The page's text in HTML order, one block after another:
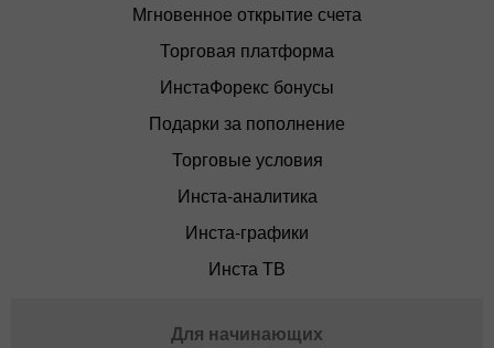
Мгновенное открытие счета
Торговая платформа
ИнстаФорекс бонусы
Подарки за пополнение
Торговые условия
Инста-аналитика
Инста-графики
Инста ТВ
Для начинающих